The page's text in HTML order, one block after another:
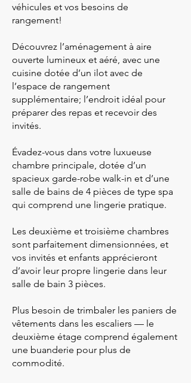
véhicules et vos besoins de
rangement!
Découvrez l’aménagement à aire
ouverte lumineux et aéré, avec une
cuisine dotée d’un ilot avec de
l’espace de rangement
supplémentaire; l’endroit idéal pour
préparer des repas et recevoir des
invités.
Évadez-vous dans votre luxueuse
chambre principale, dotée d’un
spacieux garde-robe walk-in et d’une
salle de bains de 4 pièces de type spa
qui comprend une lingerie pratique.
Les deuxième et troisième chambres
sont parfaitement dimensionnées, et
vos invités et enfants apprécieront
d’avoir leur propre lingerie dans leur
salle de bain 3 pièces.
Plus besoin de trimbaler les paniers de
vêtements dans les escaliers — le
deuxième étage comprend également
une buanderie pour plus de
commodité.